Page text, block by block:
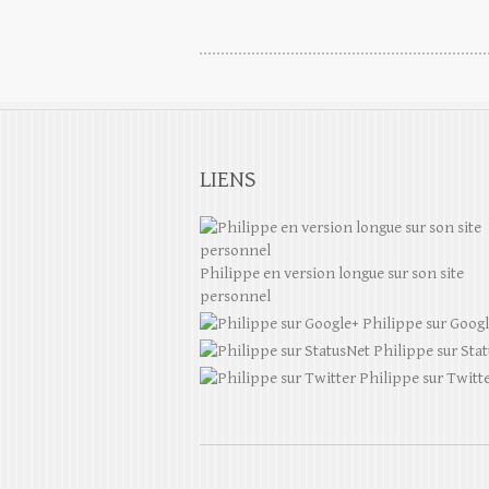
LIENS
Philippe en version longue sur son site
personnel
Philippe sur
Philippe sur
Philippe sur